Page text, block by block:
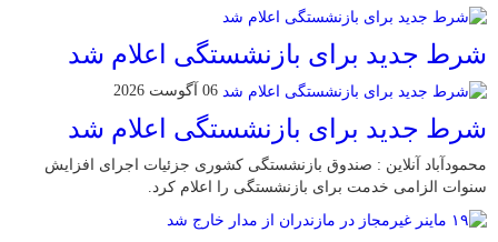
شرط جدید برای بازنشستگی اعلام شد
06 آگوست 2026
شرط جدید برای بازنشستگی اعلام شد
محمودآباد آنلاین : صندوق بازنشستگی کشوری جزئیات اجرای افزایش
سنوات الزامی خدمت برای بازنشستگی را اعلام کرد.